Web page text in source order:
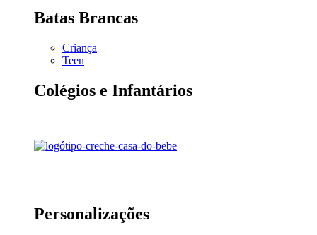
Batas Brancas
Criança
Teen
Colégios e Infantários
Personalizações